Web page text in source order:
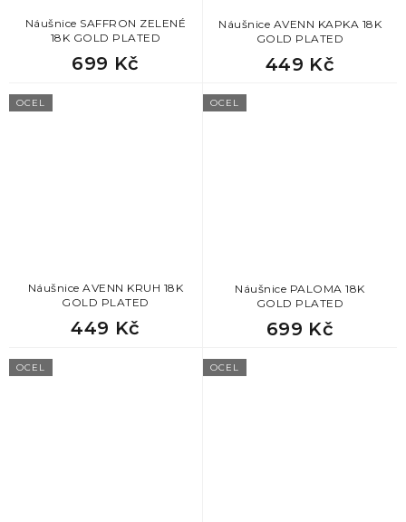
Náušnice SAFFRON ZELENÉ
18K GOLD PLATED
699 Kč
Náušnice AVENN KAPKA 18K
GOLD PLATED
449 Kč
OCEL
Náušnice AVENN KRUH 18K
GOLD PLATED
449 Kč
OCEL
Náušnice PALOMA 18K
GOLD PLATED
699 Kč
OCEL OCEL